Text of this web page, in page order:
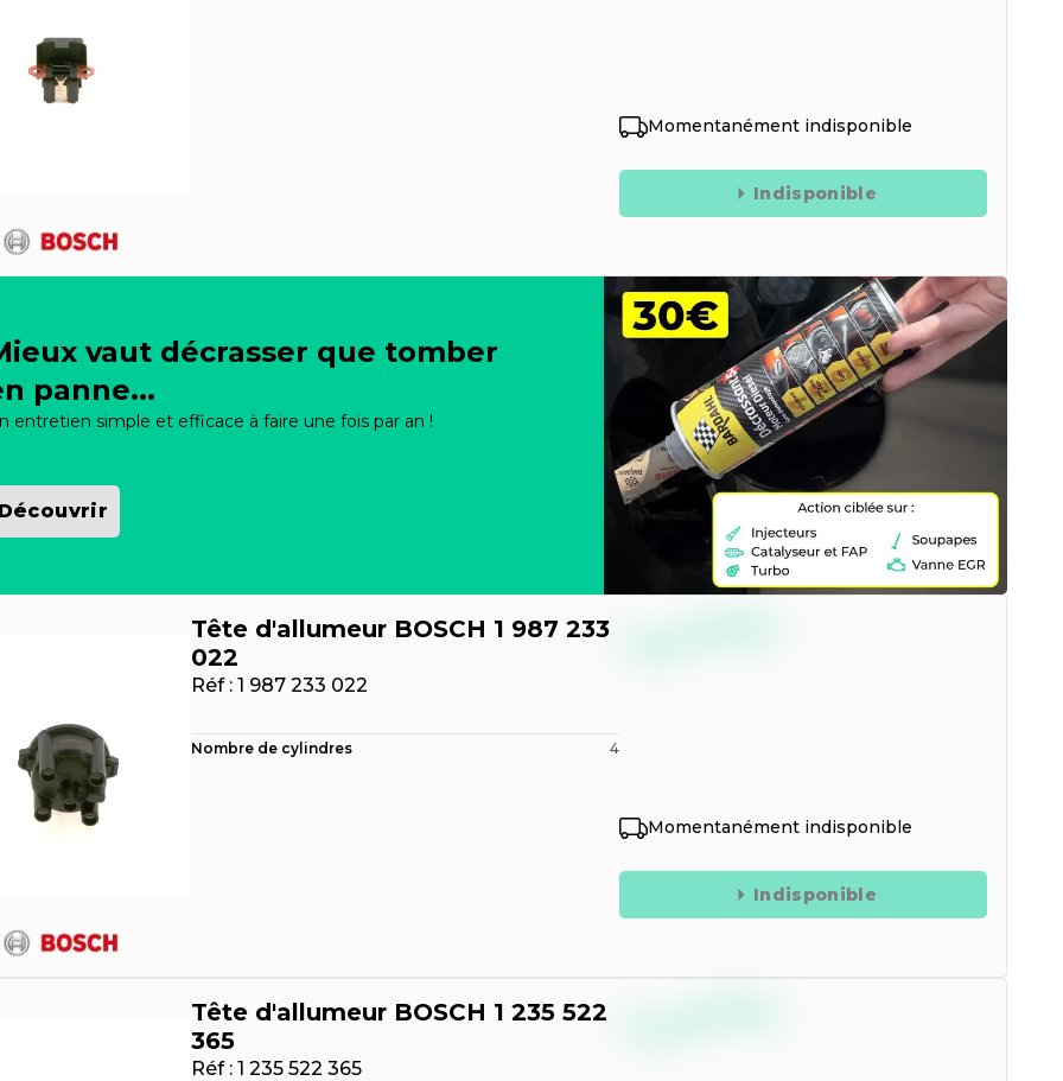
Momentanément indisponible
Indisponible
vaut décrasser que tomber
panne...
entretien simple et efficace à faire une fois par an !
Tête d'allumeur BOSCH 1 987 233
022
Réf : 1 987 233 022
Nombre de cylindres 4
Momentanément indisponible
Indisponible
Tête d'allumeur BOSCH 1 235 522
365
Réf : 1 235 522 365